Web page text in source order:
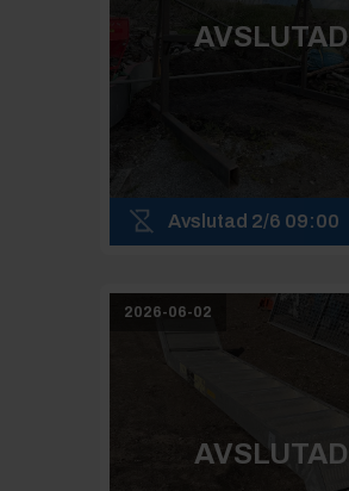
AVSLUTAD
Avslutad 2/6 09:00
2026-06-02
AVSLUTAD